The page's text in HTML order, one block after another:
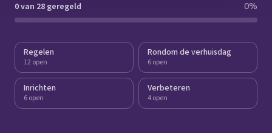
0 van 28 geregeld 0%
Regelen
12 open
Rondom de verhuisdag
6 open
Inrichten
6 open
Verbeteren
4 open